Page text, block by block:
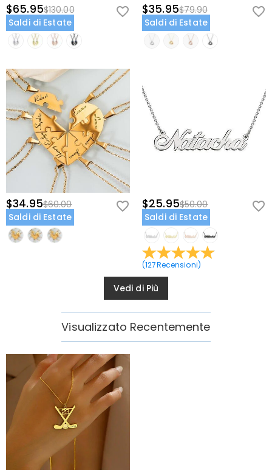
$65.95$130.00
Saldi di Estate
$35.95$79.90
Saldi di Estate
$34.95$60.00
Saldi di Estate
$25.95$50.00
Saldi di Estate
(127Recensioni)
Vedi di Più
Visualizzato Recentemente